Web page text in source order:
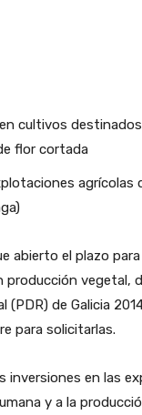
cultivos
flor cortada
agrícolas
abierto el plazo
producción vegetal,
(PDR) de Galicia
para solicitarlas.
en las
y a la